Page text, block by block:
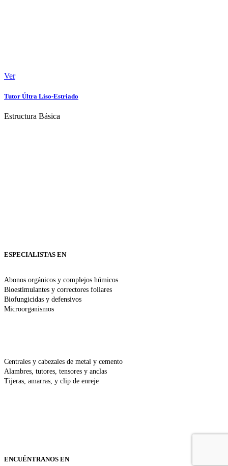
Ver
Tutor Últra Liso-Estriado
Estructura Básica
ESPECIALISTAS EN
Abonos orgánicos y complejos húmicos
Bioestimulantes y correctores foliares
Biofungicidas y defensivos
Microorganismos
Centrales y cabezales de metal y cemento
Alambres, tutores, tensores y anclas
Tijeras, amarras, y clip de enreje
ENCUÉNTRANOS EN